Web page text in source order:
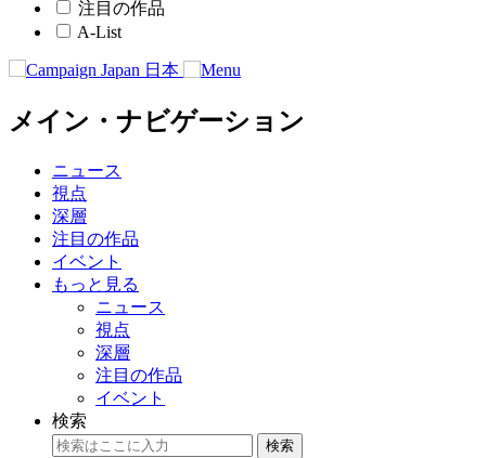
注目の作品
A-List
メイン・ナビゲーション
ニュース
視点
深層
注目の作品
イベント
もっと見る
ニュース
視点
深層
注目の作品
イベント
検索